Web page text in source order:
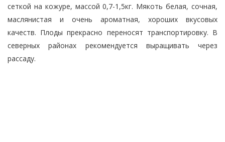
сеткой на кожуре, массой 0,7-1,5кг. Мякоть белая, сочная,
маслянистая и очень ароматная, хороших вкусовых
качеств. Плоды прекрасно переносят транспортировку. В
северных районах рекомендуется выращивать через
рассаду.